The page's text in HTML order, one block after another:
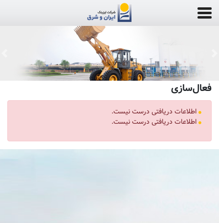
فعال‌سازی
اطلاعات دریافتی درست نیست.
اطلاعات دریافتی درست نیست.